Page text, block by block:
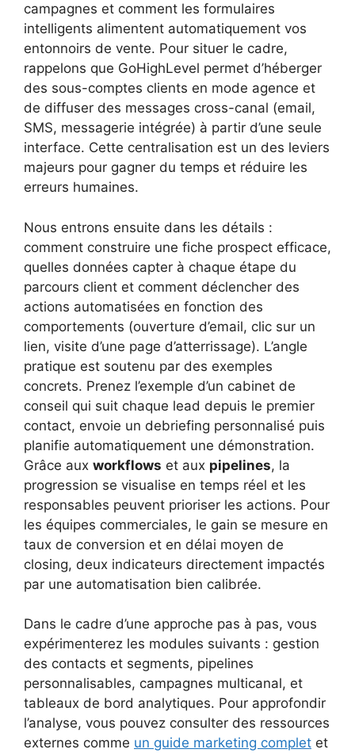
campagnes et comment les formulaires
intelligents alimentent automatiquement vos
entonnoirs de vente. Pour situer le cadre,
rappelons que GoHighLevel permet d’héberger
des sous-comptes clients en mode agence et
de diffuser des messages cross-canal (email,
SMS, messagerie intégrée) à partir d’une seule
interface. Cette centralisation est un des leviers
majeurs pour gagner du temps et réduire les
erreurs humaines.
Nous entrons ensuite dans les détails :
comment construire une fiche prospect efficace,
quelles données capter à chaque étape du
parcours client et comment déclencher des
actions automatisées en fonction des
comportements (ouverture d’email, clic sur un
lien, visite d’une page d’atterrissage). L’angle
pratique est soutenu par des exemples
concrets. Prenez l’exemple d’un cabinet de
conseil qui suit chaque lead depuis le premier
contact, envoie un debriefing personnalisé puis
planifie automatiquement une démonstration.
Grâce aux workflows et aux pipelines, la
progression se visualise en temps réel et les
responsables peuvent prioriser les actions. Pour
les équipes commerciales, le gain se mesure en
taux de conversion et en délai moyen de
closing, deux indicateurs directement impactés
par une automatisation bien calibrée.
Dans le cadre d’une approche pas à pas, vous
expérimenterez les modules suivants : gestion
des contacts et segments, pipelines
personnalisables, campagnes multicanal, et
tableaux de bord analytiques. Pour approfondir
l’analyse, vous pouvez consulter des ressources
externes comme un guide marketing complet et